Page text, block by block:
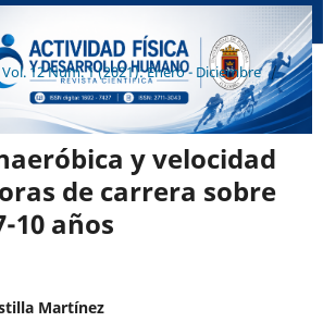
Vol. 12 Núm. 1 (2021): Enero - Diciembre /
y velocidad
de carrera sobre
10 años
Martínez